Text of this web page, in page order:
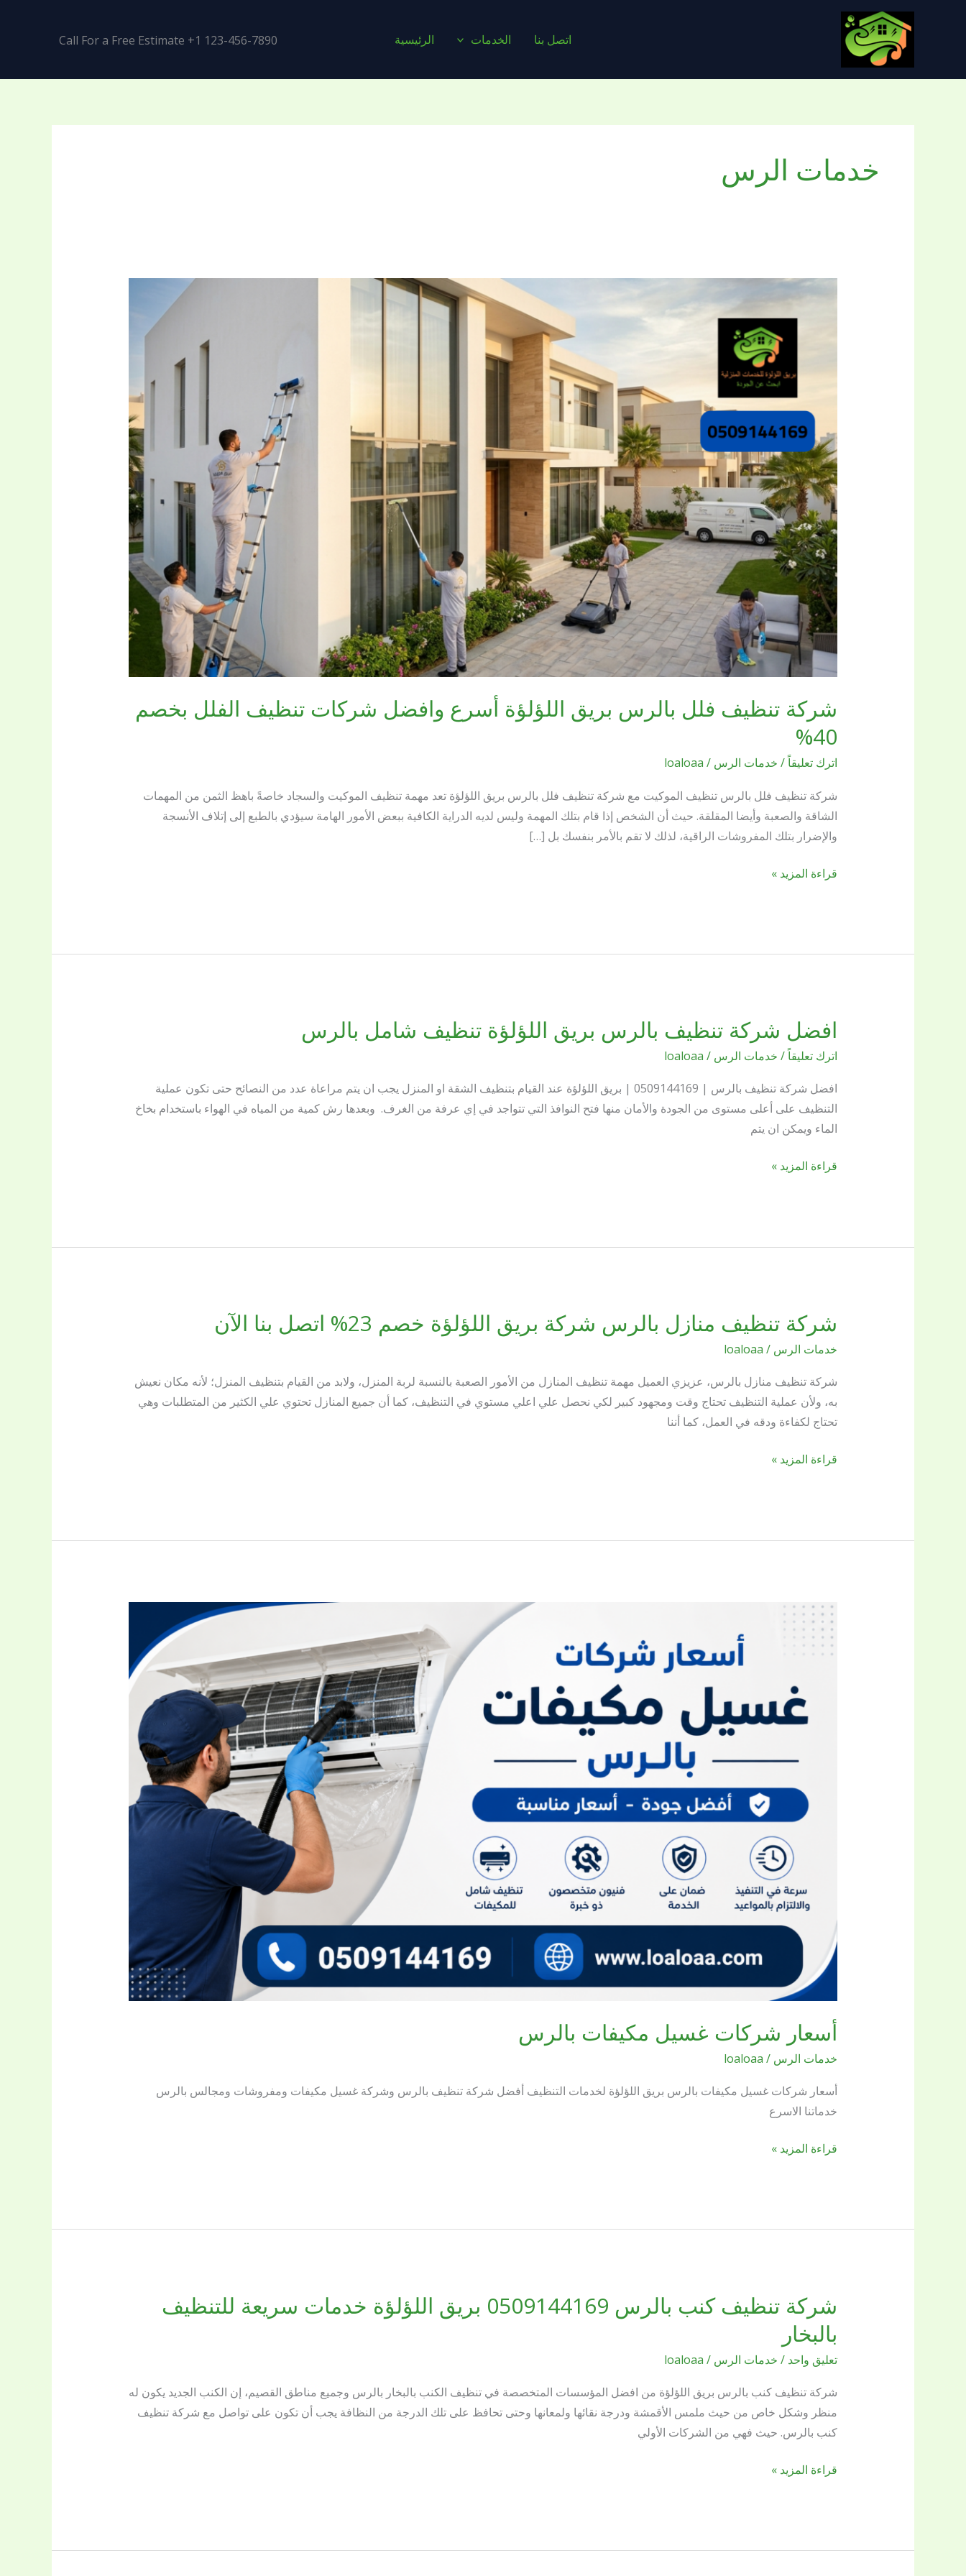
اتصل بنا الخدمات الرئيسية Call For a Free Estimate +1 123-456-7890
خدمات الرس
شركة تنظيف فلل بالرس بريق اللؤلؤة أسرع وافضل شركات تنظيف الفلل بخصم
40%
اترك تعليقاً/ خدمات الرس /
loaloaa
شركة تنظيف فلل بالرس تنظيف الموكيت مع شركة تنظيف فلل بالرس بريق اللؤلؤة تعد مهمة تنظيف الموكيت والسجاد خاصةً باهظ الثمن من المهمات
الشاقة والصعبة وأيضا المقلقة. حيث أن الشخص إذا قام بتلك المهمة وليس لديه الدراية الكافية ببعض الأمور الهامة سيؤدي بالطبع إلى إتلاف الأنسجة
والإضرار بتلك المفروشات الراقية، لذلك لا تقم بالأمر بنفسك بل […]
شركة
وافضل
شركات
تنظيف
الفلل
بخصم
40%
قراءة المزيد »
افضل شركة تنظيف بالرس بريق اللؤلؤة تنظيف شامل بالرس
اترك تعليقاً/ خدمات الرس /
loaloaa
افضل شركة تنظيف بالرس | 0509144169 | بريق اللؤلؤة عند القيام بتنظيف الشقة او المنزل يجب ان يتم مراعاة عدد من النصائح حتى تكون عملية
التنظيف على أعلى مستوى من الجودة والأمان منها فتح النوافذ التي تتواجد في إي عرفة من الغرف. وبعدها رش كمية من المياه في الهواء باستخدام بخاخ
الماء ويمكن ان يتم
افضل
تنظيف
بالرس
بريق
اللؤلؤة
شامل
قراءة المزيد »
شركة تنظيف منازل بالرس شركة بريق اللؤلؤة خصم 23% اتصل بنا الآن
خدمات الرس /
loaloaa
شركة تنظيف منازل بالرس، عزيزي العميل مهمة تنظيف المنازل من الأمور الصعبة بالنسبة لربة المنزل، ولابد من القيام بتنظيف المنزل؛ لأنه مكان نعيش
به، ولأن عملية التنظيف تحتاج وقت ومجهود كبير لكي نحصل علي اعلي مستوي في التنظيف، كما أن جميع المنازل تحتوي علي الكثير من المتطلبات وهي
تحتاج لكفاءة ودقه في العمل، كما أننا
شركة
تنظيف
منازل
بالرس
شركة
بريق
خصم
الآن
قراءة المزيد »
أسعار شركات غسيل مكيفات بالرس
خدمات الرس /
loaloaa
أسعار شركات غسيل مكيفات بالرس بريق اللؤلؤة لخدمات التنظيف أفضل شركة تنظيف بالرس وشركة غسيل مكيفات ومفروشات ومجالس بالرس
خدماتنا الاسرع
أسعار
شركات
غسيل
قراءة المزيد »
شركة تنظيف كنب بالرس 0509144169 بريق اللؤلؤة خدمات سريعة للتنظيف
بالبخار
تعليق واحد / خدمات الرس /
loaloaa
شركة تنظيف كنب بالرس بريق اللؤلؤة من افضل المؤسسات المتخصصة في تنظيف الكنب بالبخار بالرس وجميع مناطق القصيم، إن الكنب الجديد يكون له
منظر وشكل خاص من حيث ملمس الأقمشة ودرجة نقائها ولمعانها وحتى تحافظ على تلك الدرجة من النظافة يجب أن تكون على تواصل مع شركة تنظيف
كنب بالرس. حيث فهي من الشركات الأولي
شركة
تنظيف
كنب
بالرس
بريق
اللؤلؤة
خدمات
سريعة
للتنظيف
قراءة المزيد »